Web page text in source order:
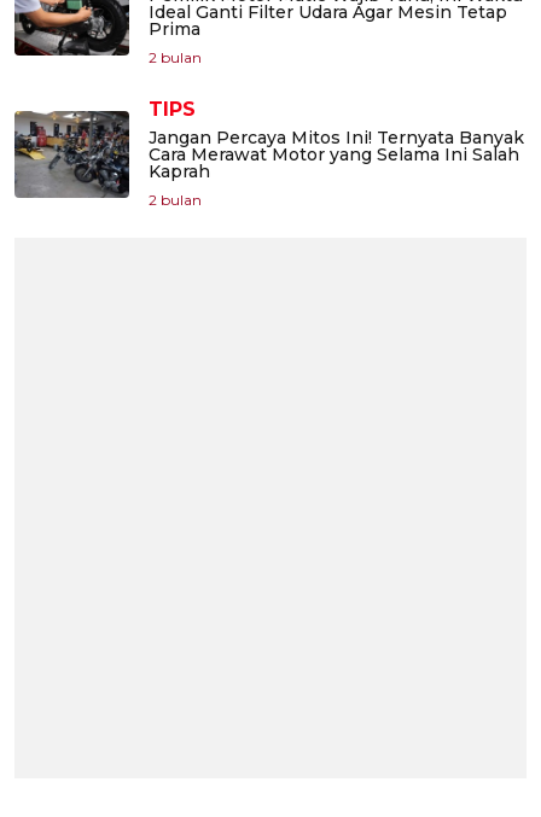
Ideal Ganti Filter Udara Agar Mesin Tetap
Prima
2 bulan
TIPS
Jangan Percaya Mitos Ini! Ternyata Banyak
Cara Merawat Motor yang Selama Ini Salah
Kaprah
2 bulan